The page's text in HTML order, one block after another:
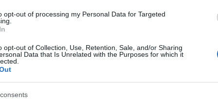
opt-out of processing my Personal Data for Targeted
opt-out of Collection, Use, Retention, Sale, and/or Sharing
Data that Is Unrelated with the Purposes for which it
è quello che si
Pier Giuseppe Rota, compagno della
e l’ergastolo sicuramente è quello che
“Lo stiamo affrontando con una
chiediamo un ergastolo serio per questa